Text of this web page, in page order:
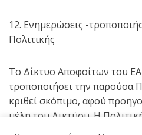
12. Ενημερώσεις -
Πολιτικής
Το Δίκτυο Αποφοίτων του
τροποποιήσει την παρούσα
κριθεί σκόπιμο, αφού
μέλη του Δικτύου. Η
κεντρική ιστοσελίδα του